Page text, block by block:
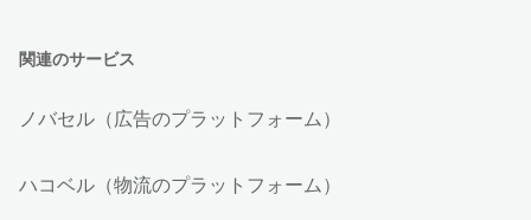
関連のサービス
ノバセル（広告のプラットフォーム）
ハコベル（物流のプラットフォーム）